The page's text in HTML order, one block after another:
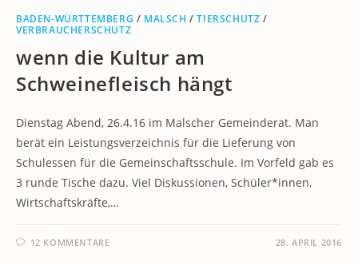
BADEN-WÜRTTEMBERG / MALSCH /TIERSCHUTZ /
VERBRAUCHERSCHUTZ
wenn die Kultur am
Schweinefleisch hängt
Dienstag Abend, 26.4.16 im Malscher Gemeinderat. Man
berät ein Leistungsverzeichnis für die Lieferung von
Schulessen für die Gemeinschaftsschule. Im Vorfeld gab es
3 runde Tische dazu. Viel Diskussionen, Schüler*innen,
Wirtschaftskräfte,…
12 KOMMENTARE 28. APRIL 2016